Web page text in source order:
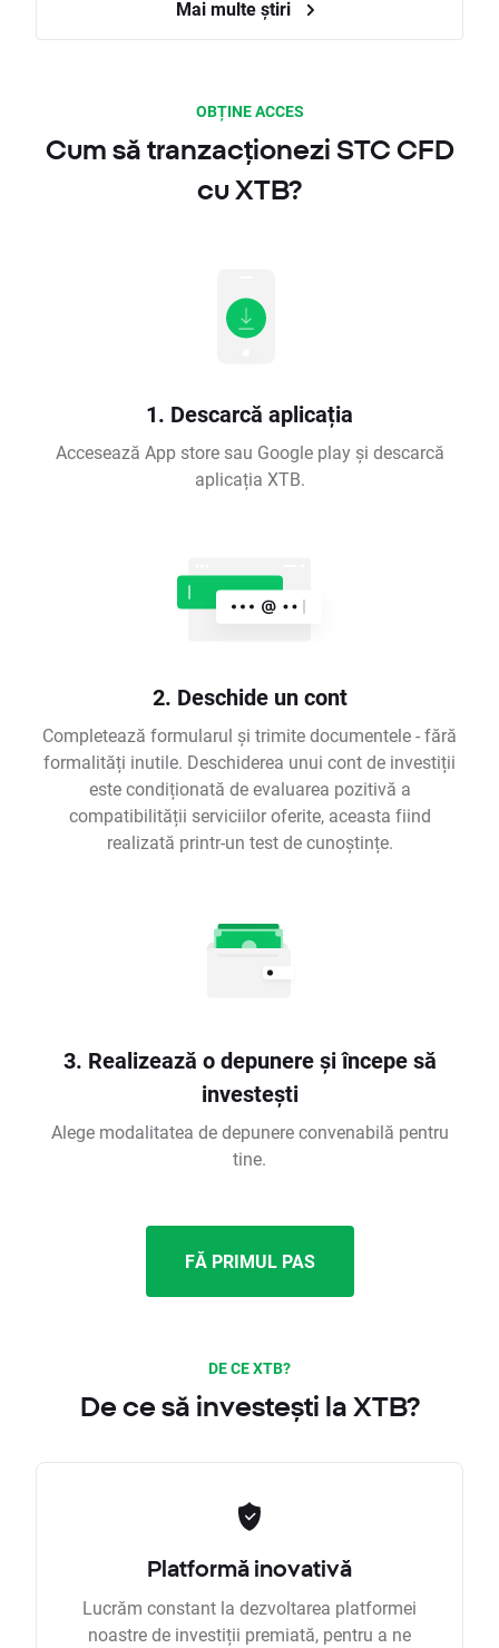
Mai multe știri
OBȚINE ACCES
Cum să tranzacționezi STC CFD
cu XTB?
1. Descarcă aplicația
Accesează App store sau Google play și descarcă
aplicația XTB.
2. Deschide un cont
Completează formularul și trimite documentele - fără
formalități inutile. Deschiderea unui cont de investiții
este condiționată de evaluarea pozitivă a
compatibilității serviciilor oferite, aceasta fiind
realizată printr-un test de cunoștințe.
3. Realizează o depunere și începe să
investești
Alege modalitatea de depunere convenabilă pentru
tine.
FĂ PRIMUL PAS
DE CE XTB?
De ce să investești la XTB?
Platformă inovativă
Lucrăm constant la dezvoltarea platformei
noastre de investiții premiată, pentru a ne